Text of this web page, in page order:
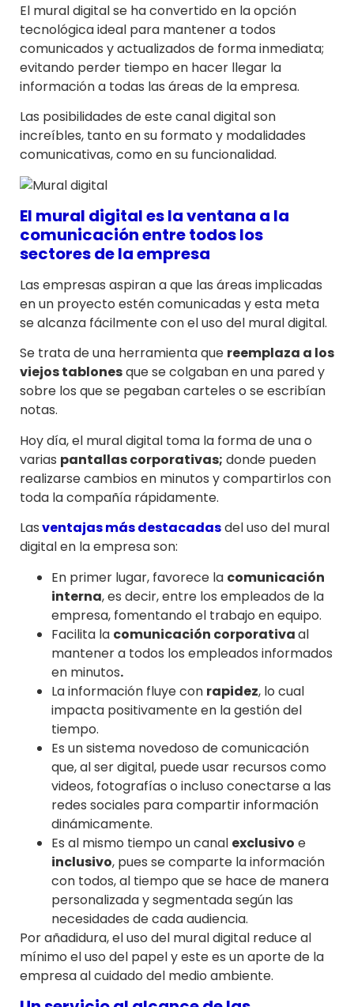
El mural digital se ha convertido en la opción
tecnológica ideal para mantener a todos
comunicados y actualizados de forma inmediata;
evitando perder tiempo en hacer llegar la
información a todas las áreas de la empresa.
Las posibilidades de este canal digital son
increíbles, tanto en su formato y modalidades
comunicativas, como en su funcionalidad.
El mural digital es la ventana a la
comunicación entre todos los
sectores de la empresa
Las empresas aspiran a que las áreas implicadas
en un proyecto estén comunicadas y esta meta
se alcanza fácilmente con el uso del mural digital.
Se trata de una herramienta que reemplaza a los
viejos tablonesque se colgaban en una pared y
sobre los que se pegaban carteles o se escribían
notas.
Hoy día, el mural digital toma la forma de una o
varias pantallas corporativas; donde pueden
realizarse cambios en minutos y compartirlos con
toda la compañía rápidamente.
Lasventajas más destacadasdel uso del mural
digital en la empresa son:
En primer lugar, favorece la comunicación
interna, es decir, entre los empleados de la
empresa, fomentando el trabajo en equipo.
Facilita la comunicación corporativaal
mantener a todos los empleados informados
en minutos.
La información fluye con rapidez, lo cual
impacta positivamente en la gestión del
tiempo.
Es un sistema novedoso de comunicación
que, al ser digital, puede usar recursos como
videos, fotografías o incluso conectarse a las
redes sociales para compartir información
dinámicamente.
Es al mismo tiempo un canal exclusivo e
inclusivo, pues se comparte la información
con todos, al tiempo que se hace de manera
personalizada y segmentada según las
necesidades de cada audiencia.
Por añadidura, el uso del mural digital reduce al
mínimo el uso del papel y este es un aporte de la
empresa al cuidado del medio ambiente.